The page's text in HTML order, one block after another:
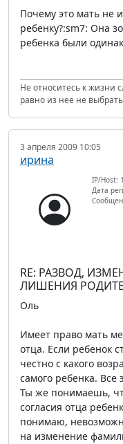
Почему это мать не
ребенку?:sm7: Она
ребенка были
Не относитесь к жизни
равно из нее не
3 апреля 2009 10:05
ирина
IP/Host:
Дата
RE: РАЗВОД,
ЛИШЕНИЯ
Оль
Имеет право мать
отца. Если ребенок
честно с какого
самого ребенка. Все
Ты же понимаешь,
согласия отца
понимаю,
на изменение